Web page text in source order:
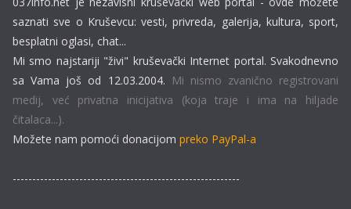
saznati sve o Kruševcu: vesti, privreda, galerija, kultura, sport,
besplatni oglasi, chat...
Mi smo najstariji "živi" kruševački Internet portal. Svakodnevno
sa Vama još od 12.03.2004. Mi nismo zvanično registrovani
medij, već privatna inicijativa (koja traje i ima na hiljade
čitalaca...).
Možete nam pomoći donacijom preko PayPal-a
----------------------------------------------------------